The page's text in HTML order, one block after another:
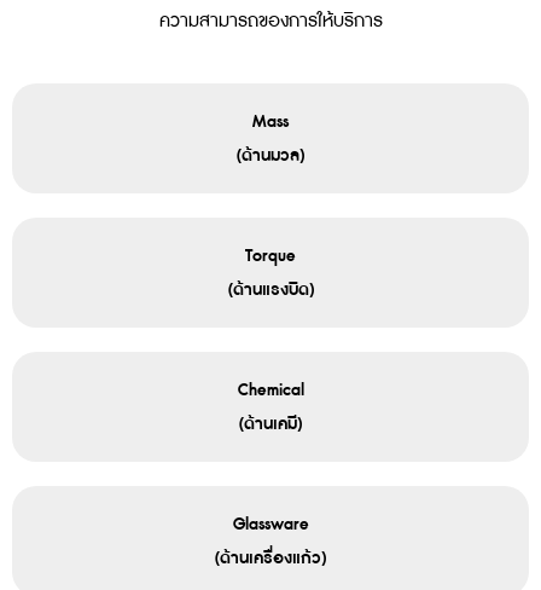
ความสามารถของการให้บริการ
Mass
(ด้านมวล)
Torque
(ด้านแรงบิด)
Chemical
(ด้านเคมี)
Glassware
(ด้านเครื่องแก้ว)